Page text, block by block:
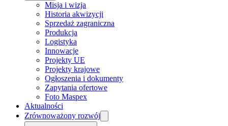
Misja i wizja
Historia akwizycji
Sprzedaż zagraniczna
Produkcja
Logistyka
Innowacje
Projekty UE
Projekty krajowe
Ogłoszenia i dokumenty
Zapytania ofertowe
Foto Maspex
Aktualności
Zrównoważony rozwój